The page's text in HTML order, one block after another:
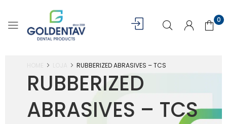
0
RUBBERIZED
ABRASIVES – TCS
RUBBERIZED ABRASIVES – TCS